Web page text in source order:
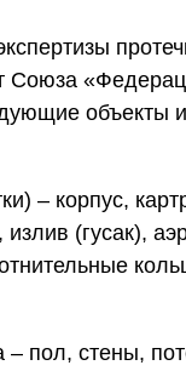
Союза
объекты и
– корпус,
(гусак),
– пол, стены,